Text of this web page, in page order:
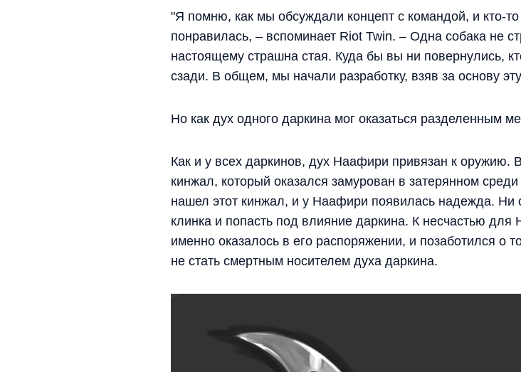
"Я помню, как мы обсуждали концепт с командой, и кто-
понравилась, – вспоминает Riot Twin. – Одна собака не
настоящему страшна стая. Куда бы вы ни повернулись,
сзади. В общем, мы начали разработку, взяв за основу
Но как дух одного даркина мог оказаться разделенным
Как и у всех даркинов, дух Наафири привязан к оружию.
кинжал, который оказался замурован в затерянном
нашел этот кинжал, и у Наафири появилась надежда. Ни
клинка и попасть под влияние даркина. К несчастью для
именно оказалось в его распоряжении, и позаботился о
не стать смертным носителем духа даркина.